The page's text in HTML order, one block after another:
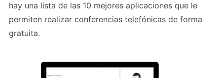
hay una lista de las 10 mejores aplicaciones que le
permiten realizar conferencias telefónicas de forma
gratuita.